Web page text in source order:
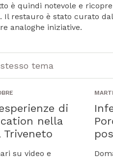
è quindi notevole e
restauro è stato curato
analoghe iniziative.
tema
di
nella
Triveneto
su video e